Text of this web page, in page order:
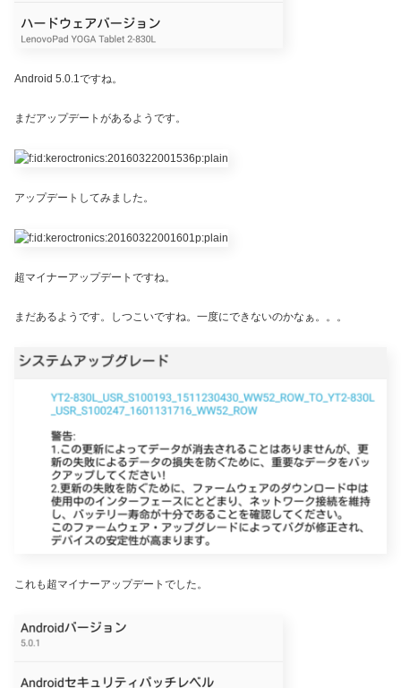
Android 5.0.1ですね。
まだアップデートがあるようです。
アップデートしてみました。
超マイナーアップデートですね。
まだあるようです。しつこいですね。一度にできないのかなぁ。。。
これも超マイナーアップデートでした。